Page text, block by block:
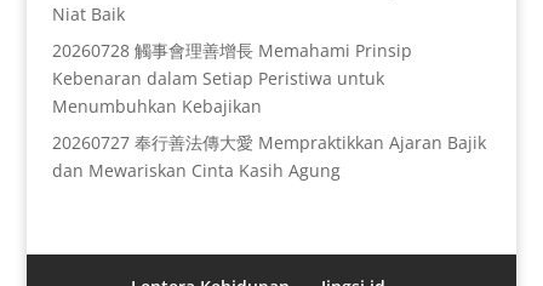
Niat Baik
20260728 觸事會理善增長 Memahami Prinsip
Kebenaran dalam Setiap Peristiwa untuk
Menumbuhkan Kebajikan
20260727 奉行善法傳大愛 Mempraktikkan Ajaran Bajik
dan Mewariskan Cinta Kasih Agung